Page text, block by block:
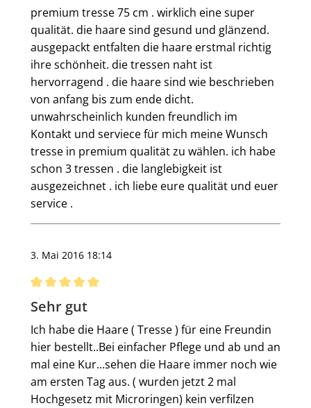
premium tresse 75 cm . wirklich eine super
qualität. die haare sind gesund und glänzend.
ausgepackt entfalten die haare erstmal richtig
ihre schönheit. die tressen naht ist
hervorragend . die haare sind wie beschrieben
von anfang bis zum ende dicht.
unwahrscheinlich kunden freundlich im
Kontakt und serviece für mich meine Wunsch
tresse in premium qualität zu wählen. ich habe
schon 3 tressen . die langlebigkeit ist
ausgezeichnet . ich liebe eure qualität und euer
service .
3. Mai 2016 18:14
Bewertung mit 5 von 5 Sternen
Sehr gut
Ich habe die Haare ( Tresse ) für eine Freundin
hier bestellt..Bei einfacher Pflege und ab und an
mal eine Kur...sehen die Haare immer noch wie
am ersten Tag aus. ( wurden jetzt 2 mal
Hochgesetz mit Microringen) kein verfilzen